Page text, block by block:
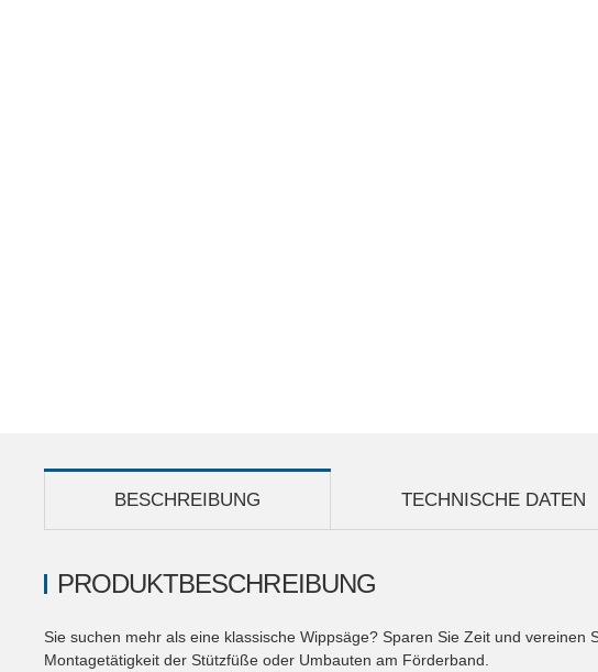
TECHNISCHE DATEN
BESCHREIBUNG
PRODUKTBESCHREIBUNG
Sie suchen mehr als eine klassische Wippsäge? Sparen Sie Zeit und
Montagetätigkeit der Stützfüße oder Umbauten am Förderband.